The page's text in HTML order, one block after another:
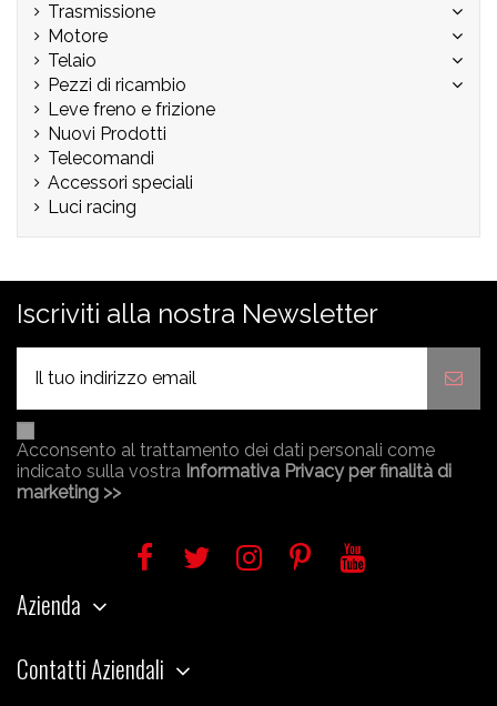
Trasmissione
Motore
Telaio
Pezzi di ricambio
Leve freno e frizione
Nuovi Prodotti
Telecomandi
Accessori speciali
Luci racing
Iscriviti alla nostra Newsletter
Acconsento al trattamento dei dati personali come
indicato sulla vostra Informativa Privacy per finalità di
marketing >>
Azienda
Contatti Aziendali